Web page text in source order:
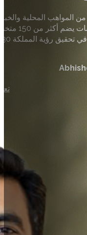
من المواهب المحلية
يضم أكثر من 150
في تحقيق رؤية المملكة